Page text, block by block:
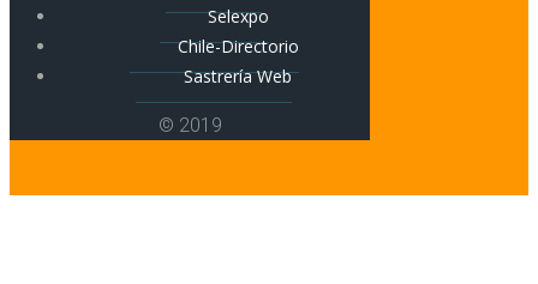
Selexpo
Chile-Directorio
Sastrería Web
© 2019